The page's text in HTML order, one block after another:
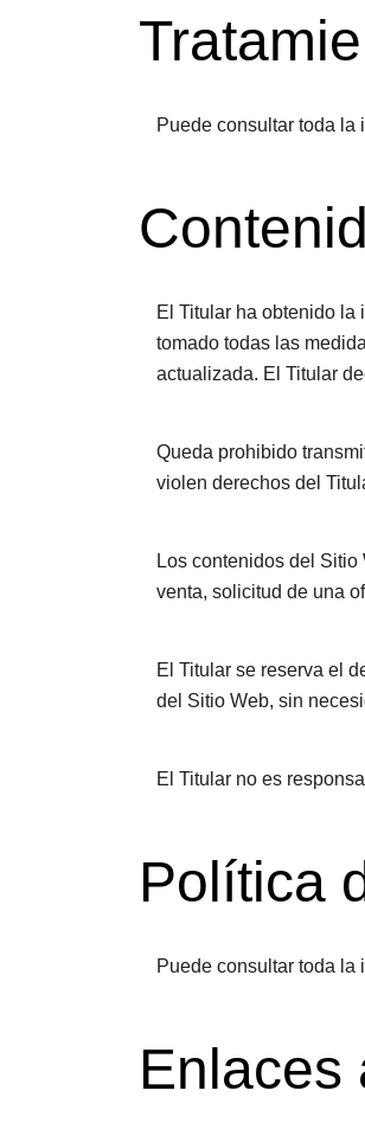
Puede consultar toda la
El Titular ha obtenido la
tomado todas las
actualizada. El Titular
Queda prohibido
violen derechos del
Los contenidos del
venta, solicitud de una
El Titular se reserva el
del Sitio Web, sin
El Titular no es
Política
Puede consultar toda la
Enlaces